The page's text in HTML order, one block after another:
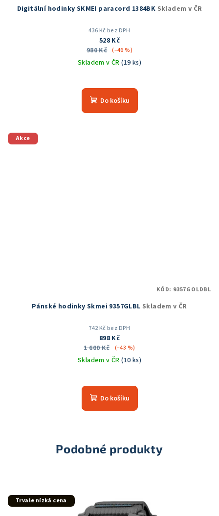
Digitální hodinky SKMEI paracord 1384BK Skladem v ČR
436 Kč bez DPH
528 Kč
980 Kč (–46 %)
Skladem v ČR(19 ks)
hodnocení
produktu
Do košíku
Akce
Pánské hodinky Skmei 9357GLBL Skladem v ČR
742 Kč bez DPH
898 Kč
1 600 Kč
(–43 %)
Skladem v ČR(10 ks)
hodnocení
produktu
hvězdiček.
Do košíku
KÓD: 9357GOLDBL
Podobné produkty
Trvale nízká cena